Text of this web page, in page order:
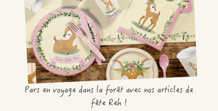
Pars en voyage dans la forêt avec nos articles de
fête Reh !